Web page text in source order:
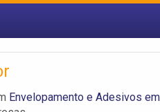
Envelopamento e Adesivos